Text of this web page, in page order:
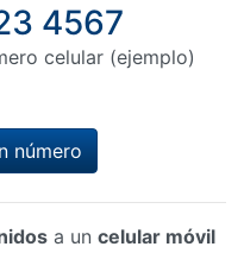
4567
celular (ejemplo)
número
a un celular móvil